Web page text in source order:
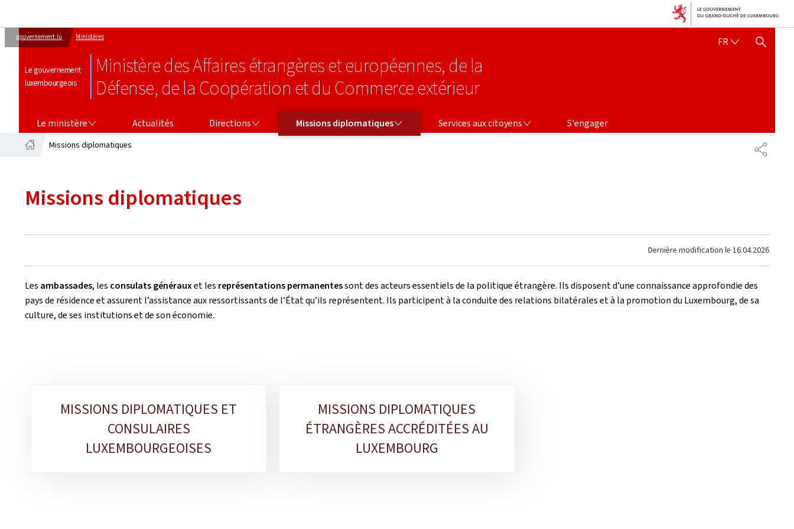
gouvernement.lu Ministères
Le gouvernement
luxembourgeois
Ministère des Affaires étrangères et européennes, de la
Défense, de la Coopération et du Commerce extérieur
FRFRANÇAIS
AFFICHER / MASQUER
Le ministère Actualités Directions Missions diplomatiques Services aux citoyens
S'engager
Missions diplomatiques
Missions diplomatiques
Dernière modification le 16.04.2026
Les ambassades, les consulats générauxet les représentations permanentessont des acteurs essentiels de la politique étrangère. Ils disposent d’une connaissance approfondie des
pays de résidence et assurent l’assistance aux ressortissants de l’État qu’ils représentent. Ils participent à la conduite des relations bilatérales et à la promotion du Luxembourg, de sa
culture, de ses institutions et de son économie.
MISSIONS DIPLOMATIQUES ET
CONSULAIRES
LUXEMBOURGEOISES
MISSIONS DIPLOMATIQUES
ÉTRANGÈRES ACCRÉDITÉES AU
LUXEMBOURG